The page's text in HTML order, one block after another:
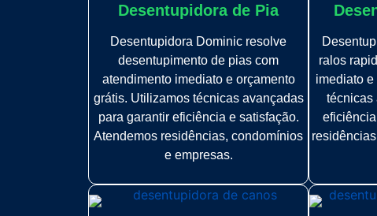
Desentupidora de Pia
Desentupidora Dominic resolve
desentupimento de pias com
atendimento imediato e orçamento
grátis. Utilizamos técnicas avançadas
para garantir eficiência e satisfação.
Atendemos residências, condomínios
e empresas.
ralos
imediato
técnicas